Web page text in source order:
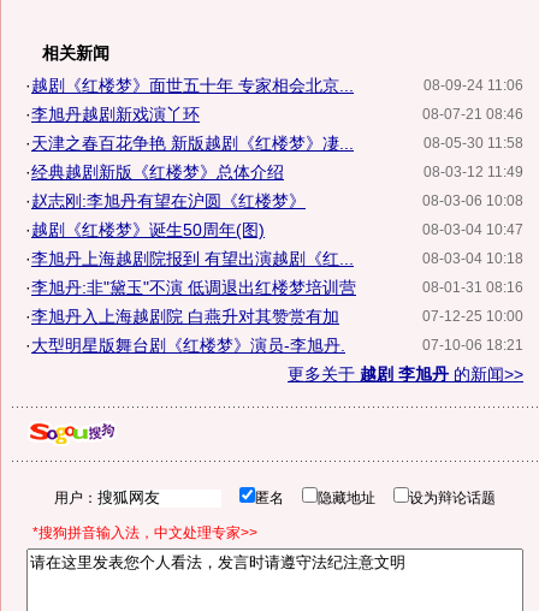
相关新闻
08-09-24 11:06
·越剧《红楼梦》面世五十年 专家相会北京...
08-07-21 08:46
·李旭丹越剧新戏演丫环
08-05-30 11:58
·天津之春百花争艳 新版越剧《红楼梦》凄...
08-03-12 11:49
·经典越剧新版《红楼梦》总体介绍
08-03-06 10:08
·赵志刚:李旭丹有望在沪圆《红楼梦》
08-03-04 10:47
·越剧《红楼梦》诞生50周年(图)
08-03-04 10:18
·李旭丹上海越剧院报到 有望出演越剧《红...
08-01-31 08:16
·李旭丹:非"黛玉"不演 低调退出红楼梦培训营
07-12-25 10:00
·李旭丹入上海越剧院 白燕升对其赞赏有加
07-10-06 18:21
·大型明星版舞台剧《红楼梦》演员-李旭丹.
更多关于 越剧 李旭丹 的新闻>>
用户： 匿名 隐藏地址 设为辩论话题
*搜狗拼音输入法，中文处理专家>>